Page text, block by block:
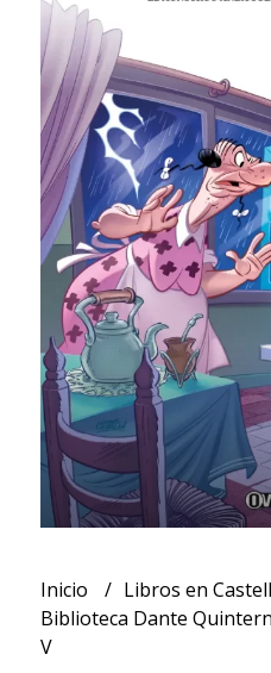
Inicio
Libros en
Biblioteca Dante
V